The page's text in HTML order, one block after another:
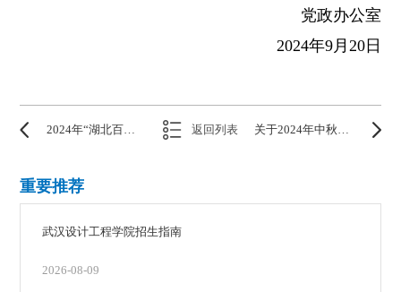
党政办公室
2024年9月20日
2024年“湖北百校联动”秋季大型供需见面活动之武汉设计工程学院专场 返回列表 关于2024年中秋节放假的通知
重要推荐
武汉设计工程学院招生指南
2026-08-09